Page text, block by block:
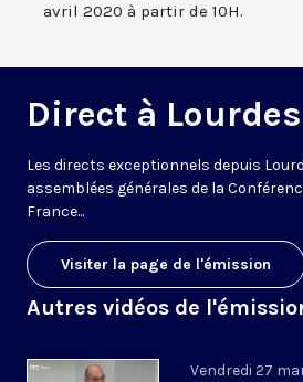
avril 2020 à partir de 10H.
Direct à Lourdes
Les directs exceptionnels depuis
assemblées générales de la
France...
Visiter la page de l'émission
Autres vidéos de
Vendredi 27